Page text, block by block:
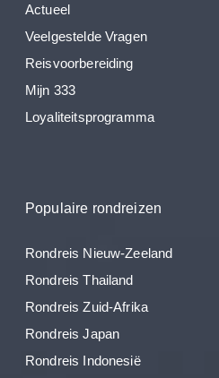
Actueel
Veelgestelde Vragen
Reisvoorbereiding
Mijn 333
Loyaliteitsprogramma
Populaire rondreizen
Rondreis Nieuw-Zeeland
Rondreis Thailand
Rondreis Zuid-Afrika
Rondreis Japan
Rondreis Indonesië